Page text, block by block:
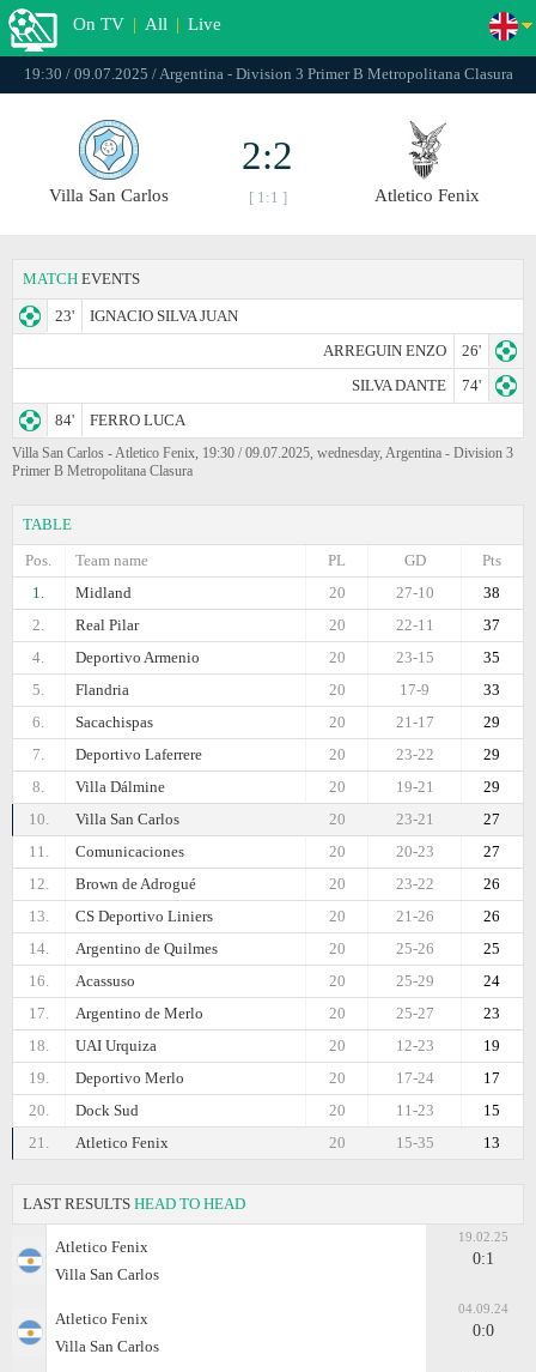
On TV | All | Live
19:30 / 09.07.2025 / Argentina - Division 3 Primer B Metropolitana Clasura
Villa San Carlos
2:2
[ 1:1 ] Atletico Fenix
MATCH EVENTS
23'
IGNACIO SILVA JUAN
ARREGUIN ENZO
26'
SILVA DANTE
74'
84'
FERRO LUCA
Villa San Carlos - Atletico Fenix, 19:30 / 09.07.2025, wednesday, Argentina - Division 3
Primer B Metropolitana Clasura
TABLE
Pos.
Team name Pts
GD
PL
1.
Midland 38
27-10
20
2.
Real Pilar 37
22-11
20
4.
Deportivo Armenio 35
23-15
20
5.
Flandria 33
17-9
20
6.
Sacachispas 29
21-17
20
7.
Deportivo Laferrere 29
23-22
20
8.
Villa Dálmine 29
19-21
20
10.
Villa San Carlos 27
23-21
20
11.
Comunicaciones 27
20-23
20
12.
Brown de Adrogué 26
23-22
20
13.
CS Deportivo Liniers 26
21-26
20
14.
Argentino de Quilmes 25
25-26
20
16.
Acassuso 24
25-29
20
17.
Argentino de Merlo 23
25-27
20
18.
UAI Urquiza 19
12-23
20
19.
Deportivo Merlo 17
17-24
20
20.
Dock Sud 15
11-23
20
21.
Atletico Fenix 13
15-35
20
LAST RESULTS HEAD TO HEAD
Atletico Fenix
Villa San Carlos
19.02.25
0:1
Atletico Fenix
Villa San Carlos
04.09.24
0:0